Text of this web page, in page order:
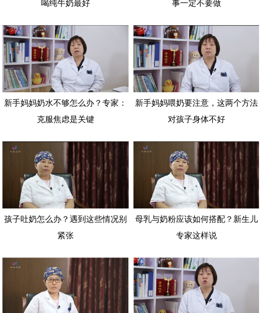
喝纯牛奶最好 事一定不要做
新手妈妈奶水不够怎么办？专家：
克服焦虑是关键
新手妈妈喂奶要注意，这两个方法
对孩子身体不好
孩子吐奶怎么办？遇到这些情况别
紧张
母乳与奶粉应该如何搭配？新生儿
专家这样说